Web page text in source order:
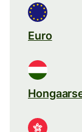
Euro